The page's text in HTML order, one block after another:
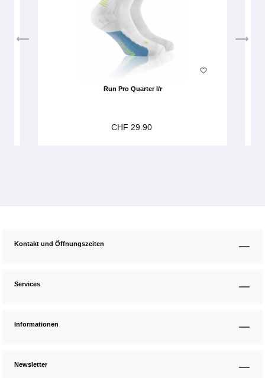
Run Pro Quarter l/r
CHF 29.90
Kontakt und Öffnungszeiten
Services
Informationen
Newsletter